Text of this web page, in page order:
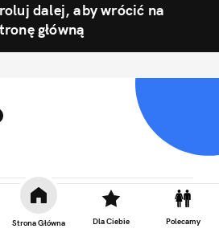
Strona Główna Dla Ciebie Polecamy
dalej, aby wrócić na
główną